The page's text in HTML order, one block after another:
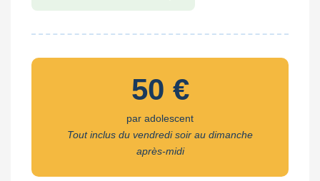
50 €
par adolescent
Tout inclus du vendredi soir au dimanche
après-midi